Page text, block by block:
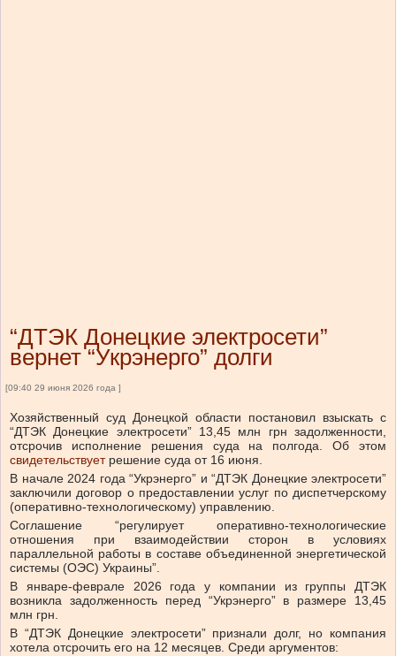
“ДТЭК Донецкие электросети”
вернет “Укрэнерго” долги
[09:40 29 июня 2026 года ]
Хозяйственный суд Донецкой области постановил взыскать с
“ДТЭК Донецкие электросети” 13,45 млн грн задолженности,
отсрочив исполнение решения суда на полгода.
Об этом
свидетельствует решение суда от 16 июня.
В начале 2024 года “Укрэнерго” и “ДТЭК Донецкие электросети”
заключили договор о предоставлении услуг по диспетчерскому
(оперативно-технологическому) управлению.
Соглашение “регулирует оперативно-технологические
отношения при взаимодействии сторон в условиях
параллельной работы в составе объединенной энергетической
системы (ОЭС) Украины”.
В январе-феврале 2026 года у компании из группы ДТЭК
возникла задолженность перед “Укрэнерго” в размере 13,45
млн грн.
В “ДТЭК Донецкие электросети” признали долг, но компания
хотела отсрочить его на 12 месяцев. Среди аргументов: